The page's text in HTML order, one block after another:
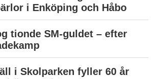
i Enköping och Håbo
tionde SM-guldet – efter
i Skolparken fyller 60 år